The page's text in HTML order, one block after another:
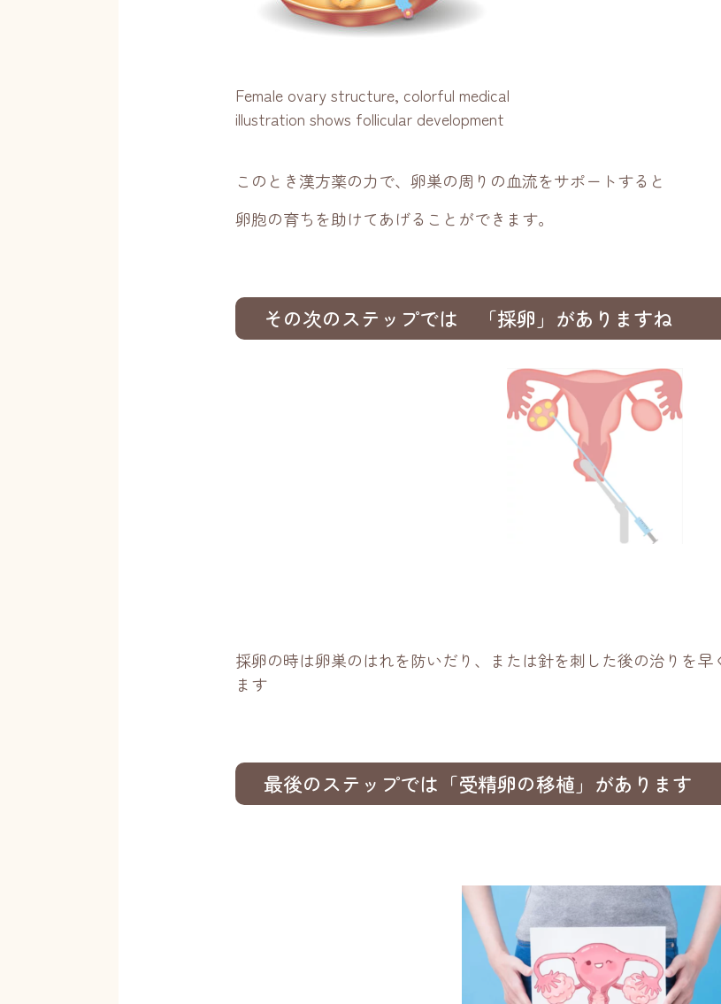
Female ovary structure, colorful medical
illustration shows follicular development
このとき漢方薬の力で、卵巣の周りの血流をサポートすると
卵胞の育ちを助けてあげることができます。
その次のステップでは 「採卵」がありますね
採卵の時は卵巣のはれを防いだり、または針を刺した後の治りを早
ます
最後のステップでは「受精卵の移植」があります